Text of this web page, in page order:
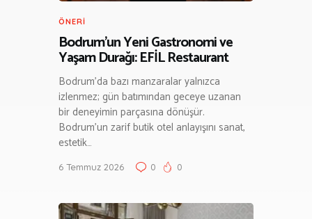
ÖNERI
Bodrum’un Yeni Gastronomi ve
Yaşam Durağı: EFİL Restaurant
Bodrum’da bazı manzaralar yalnızca
izlenmez; gün batımından geceye uzanan
bir deneyimin parçasına dönüşür.
Bodrum’un zarif butik otel anlayışını sanat,
estetik…
6 Temmuz 2026 0 0